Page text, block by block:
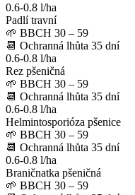
0.6-0.8 l/ha
Padlí travní
🌱 BBCH 30 – 59
📆 Ochranná lhůta 35 dní
0.6-0.8 l/ha
Rez pšeničná
🌱 BBCH 30 – 59
📆 Ochranná lhůta 35 dní
0.6-0.8 l/ha
Helmintosporióza pšenice
🌱 BBCH 30 – 59
📆 Ochranná lhůta 35 dní
0.6-0.8 l/ha
Braničnatka pšeničná
🌱 BBCH 30 – 59